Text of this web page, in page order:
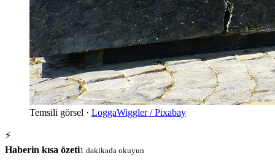
Temsili görsel · LoggaWiggler / Pixabay
⚡
Haberin kısa özeti1 dakikada okuyun